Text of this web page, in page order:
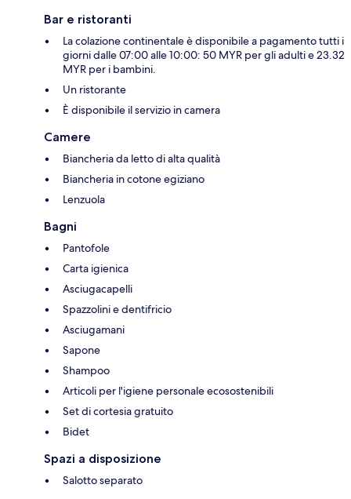
Bar e ristoranti
La colazione continentale è disponibile a pagamento tutti i
giorni dalle 07:00 alle 10:00: 50 MYR per gli adulti e 23.32
MYR per i bambini.
Un ristorante
È disponibile il servizio in camera
Camere
Biancheria da letto di alta qualità
Biancheria in cotone egiziano
Lenzuola
Bagni
Pantofole
Carta igienica
Asciugacapelli
Spazzolini e dentifricio
Asciugamani
Sapone
Shampoo
Articoli per l'igiene personale ecosostenibili
Set di cortesia gratuito
Bidet
Spazi a disposizione
Salotto separato